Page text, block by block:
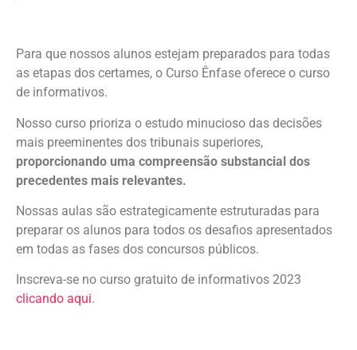
Para que nossos alunos estejam preparados para todas
as etapas dos certames, o Curso Ênfase oferece o curso
de informativos.
Nosso curso prioriza o estudo minucioso das decisões
mais preeminentes dos tribunais superiores,
proporcionando uma compreensão substancial dos
precedentes mais relevantes.
Nossas aulas são estrategicamente estruturadas para
preparar os alunos para todos os desafios apresentados
em todas as fases dos concursos públicos.
Inscreva-se no curso gratuito de informativos 2023
clicando aqui.